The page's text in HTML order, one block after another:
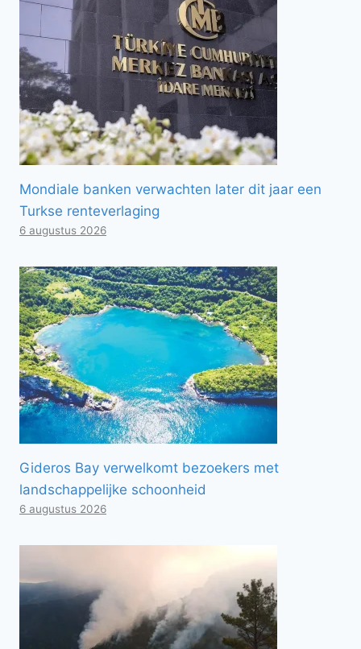
Mondiale banken verwachten later dit jaar een
Turkse renteverlaging
6 augustus 2026
Gideros Bay verwelkomt bezoekers met
landschappelijke schoonheid
6 augustus 2026